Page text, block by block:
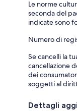
Le norme
seconda del
indicate sono
Numero di
Se cancelli la
cancellazione
dei
soggetti al
Dettagli